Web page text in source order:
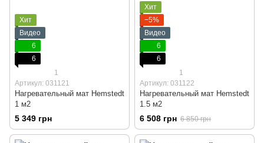
Хит
Видео
6
6
1
Артикул: 031121
Нагревательный мат Hemstedt
1 м2
5 349 грн
Хит
−5%
Видео
6
6
1
Артикул: 031122
Нагревательный мат Hemstedt
1.5 м2
6 508 грн 6 850 грн